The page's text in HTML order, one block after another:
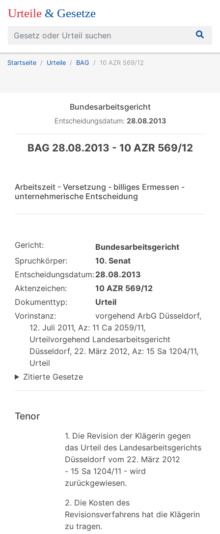
Urteile & Gesetze
Startseite Urteile BAG 10 AZR 569/12
Bundesarbeitsgericht
Entscheidungsdatum: 28.08.2013
BAG 28.08.2013 - 10 AZR 569/12
Arbeitszeit - Versetzung - billiges Ermessen -
unternehmerische Entscheidung
Gericht:
Bundesarbeitsgericht
Spruchkörper:
10. Senat
Entscheidungsdatum: 28.08.2013
Aktenzeichen:
10 AZR 569/12
Dokumenttyp:
Urteil
Vorinstanz:
vorgehend ArbG Düsseldorf,
12. Juli 2011, Az: 11 Ca 2059/11,
Urteilvorgehend Landesarbeitsgericht
Düsseldorf, 22. März 2012, Az: 15 Sa 1204/11,
Urteil
Zitierte Gesetze
Tenor
1. Die Revision der Klägerin gegen
das Urteil des Landesarbeitsgerichts
Düsseldorf vom 22. März 2012
- 15 Sa 1204/11 - wird
zurückgewiesen.
2. Die Kosten des
Revisionsverfahrens hat die Klägerin
zu tragen.